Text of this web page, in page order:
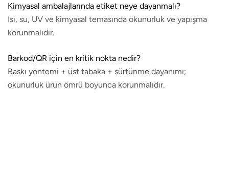
Kimyasal ambalajlarında etiket neye dayanmalı?
Isı, su, UV ve kimyasal temasında okunurluk ve yapışma
korunmalıdır.
Barkod/QR için en kritik nokta nedir?
Baskı yöntemi + üst tabaka + sürtünme dayanımı;
okunurluk ürün ömrü boyunca korunmalıdır.